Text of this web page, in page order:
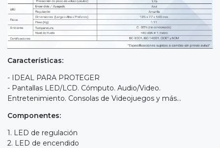
Características:
- IDEAL PARA PROTEGER
- Pantallas LED/LCD. Cómputo. Audio/Video.
Entretenimiento. Consolas de Videojuegos y más...
Componentes:
1. LED de regulación
2. LED de encendido